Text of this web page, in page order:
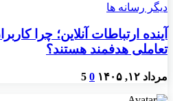
دیگر رسانه ها
آینده ارتباطات آنلاین؛ چرا
تعاملی هدفمند هستند؟
مرداد ۱۲, ۱۴۰۵ 0
5